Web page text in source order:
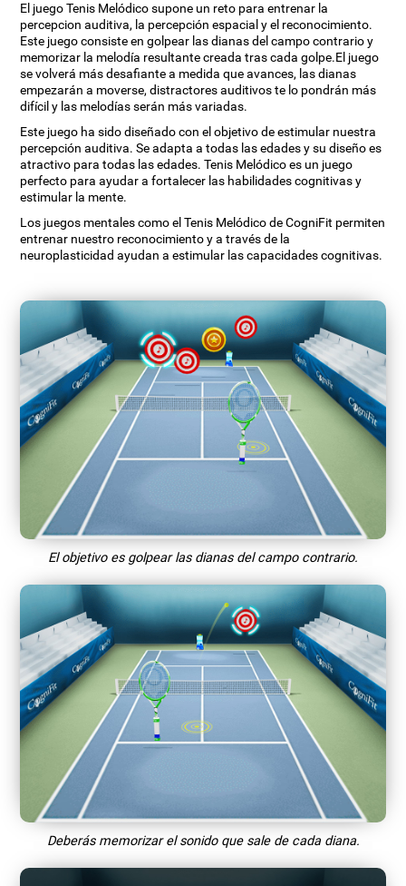
El juego Tenis Melódico supone un reto para entrenar la
percepcion auditiva, la percepción espacial y el reconocimiento.
Este juego consiste en golpear las dianas del campo contrario y
memorizar la melodía resultante creada tras cada golpe.El juego
se volverá más desafiante a medida que avances, las dianas
empezarán a moverse, distractores auditivos te lo pondrán más
difícil y las melodías serán más variadas.
Este juego ha sido diseñado con el objetivo de estimular nuestra
percepción auditiva. Se adapta a todas las edades y su diseño es
atractivo para todas las edades. Tenis Melódico es un juego
perfecto para ayudar a fortalecer las habilidades cognitivas y
estimular la mente.
Los juegos mentales como el Tenis Melódico de CogniFit permiten
entrenar nuestro reconocimiento y a través de la
neuroplasticidad ayudan a estimular las capacidades cognitivas.
El objetivo es golpear las dianas del campo contrario.
Deberás memorizar el sonido que sale de cada diana.